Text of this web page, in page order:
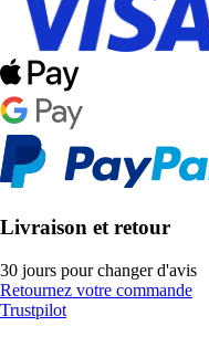
Livraison et retour
30 jours pour changer d'avis
Retournez votre commande
Trustpilot